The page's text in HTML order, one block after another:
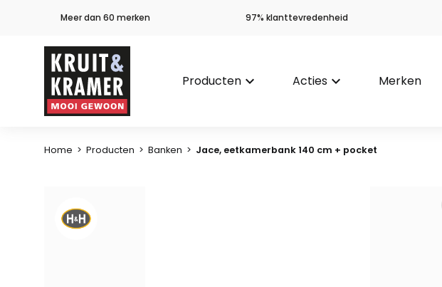
Meer dan 60 merken 97% klanttevredenheid
Producten keyboard_arrow_down Acties keyboard_arrow_down Merken
Home > Producten > Banken > Jace, eetkamerbank 140 cm + pocket